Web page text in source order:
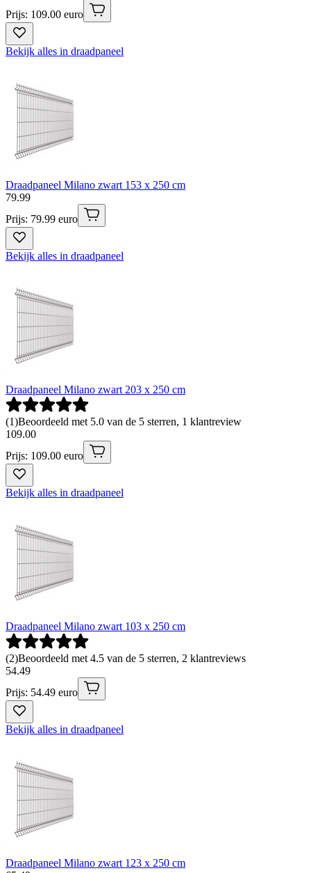
Prijs: 109.00 euro
Bekijk alles in draadpaneel
Draadpaneel Milano zwart 153 x 250 cm
79.99
Prijs: 79.99 euro
Bekijk alles in draadpaneel
Draadpaneel Milano zwart 203 x 250 cm
(1)Beoordeeld met 5.0 van de 5 sterren, 1 klantreview
109.00
Prijs: 109.00 euro
Bekijk alles in draadpaneel
Draadpaneel Milano zwart 103 x 250 cm
(2)Beoordeeld met 4.5 van de 5 sterren, 2 klantreviews
54.49
Prijs: 54.49 euro
Bekijk alles in draadpaneel
Draadpaneel Milano zwart 123 x 250 cm